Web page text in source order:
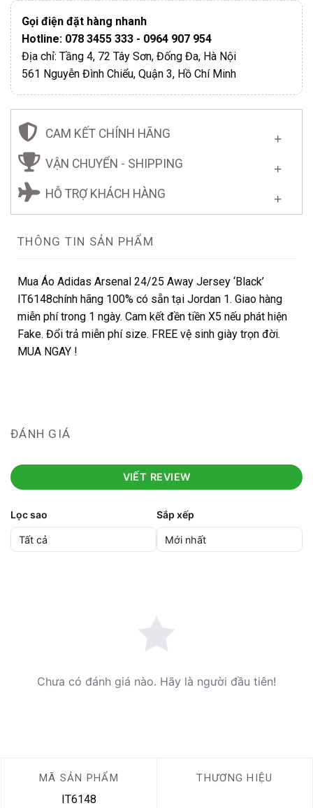
Gọi điện đặt hàng nhanh
Hotline: 078 3455 333 - 0964 907 954
Địa chỉ: Tầng 4, 72 Tây Sơn, Đống Đa, Hà Nội
561 Nguyễn Đình Chiểu, Quận 3, Hồ Chí Minh
CAM KẾT CHÍNH HÃNG
VẬN CHUYỂN - SHIPPING
HỖ TRỢ KHÁCH HÀNG
THÔNG TIN SẢN PHẨM
Mua Áo Adidas Arsenal 24/25 Away Jersey ‘Black’
IT6148chính hãng 100% có sẵn tại Jordan 1. Giao hàng
miễn phí trong 1 ngày. Cam kết đền tiền X5 nếu phát hiện
Fake. Đổi trả miễn phí size. FREE vệ sinh giày trọn đời.
MUA NGAY !
ĐÁNH GIÁ
VIẾT REVIEW
Lọc sao Sắp xếp
Chưa có đánh giá nào. Hãy là người đầu tiên!
MÃ SẢN PHẨM
IT6148
THƯƠNG HIỆU